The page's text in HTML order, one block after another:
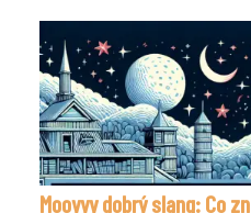
Mooyyy dobrý slang: Co